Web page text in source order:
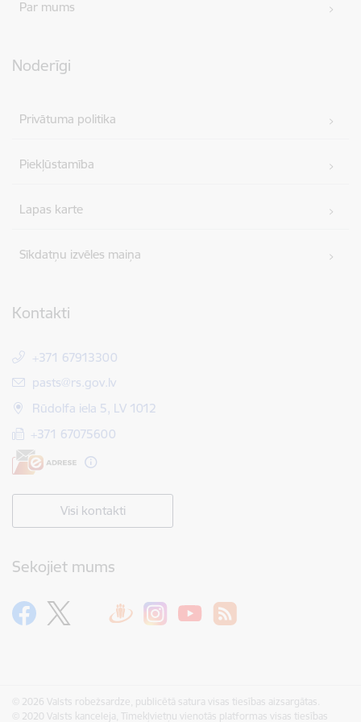
Par mums
Noderīgi
Privātuma politika
Piekļūstamība
Lapas karte
Sīkdatņu izvēles maiņa
Kontakti
+371 67913300
E-pasts:
pasts@rs.gov.lv
Rūdolfa iela 5, LV 1012
+371 67075600
Visi kontakti
Sekojiet mums
© 2026 Valsts robežsardze, publicētā satura visas tiesības aizsargātas.
© 2020 Valsts kanceleja, Tīmekļvietņu vienotās platformas visas tiesības